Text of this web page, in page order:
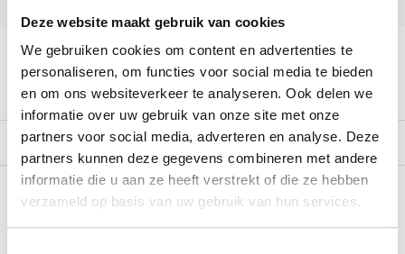
Deze website maakt gebruik van cookies
We gebruiken cookies om content en advertenties te
personaliseren, om functies voor social media te bieden
en om ons websiteverkeer te analyseren. Ook delen we
informatie over uw gebruik van onze site met onze
partners voor social media, adverteren en analyse. Deze
partners kunnen deze gegevens combineren met andere
informatie die u aan ze heeft verstrekt of die ze hebben
verzameld op basis van uw gebruik van hun services.
Voltage
Bekijk alle specificaties
Reviews